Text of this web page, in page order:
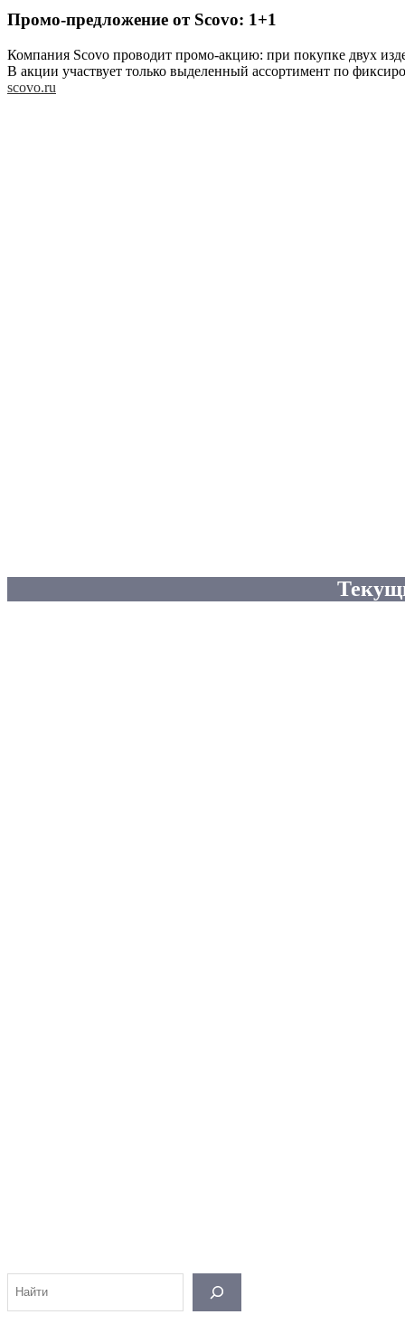
Промо-предложение от Scovo: 1+1
Компания Scovo проводит промо-акцию: при покупке двух
В акции участвует только выделенный ассортимент по
scovo.ru